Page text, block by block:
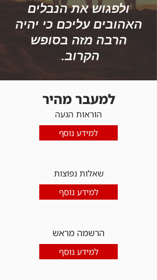
ולפגוש את הנבלים
האהובים עליכם כי יהיה
הרבה מזה בסופש
הקרוב.
למעבר מהיר
הוראות הגעה
למידע נוסף
שאלות נפוצות
למידע נוסף
הרשמה מראש
למידע נוסף